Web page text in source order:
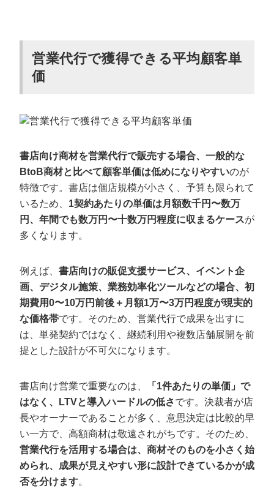
プロに無料相談をする
会社概要資料をダウンロー
ドする
StockSun株式会社〒160-0023 東京都新宿区西新宿3丁目8番3号 新
都心丸善ビル7階
サイトマップ
プライバシーポリシー
営業代行で獲得できる平均顧客単
価
書店向け商材を営業代行で販売する場合、一般的な
BtoB商材と比べて顧客単価は低めになりやすいのが
特徴です。書店は個店規模が小さく、予算も限られて
いるため、 1契約あたりの単価は月額数千円〜数万
円、年間でも数万円〜十数万円程度に収まるケースが
多くなります。
例えば、 書店向けの販促支援サービス、イベント企
画、デジタル施策、業務効率化ツールなどの場合、初
期費用0〜10万円前後＋月額1万〜3万円程度が現実的
な価格帯です。そのため、営業代行で成果を出すに
は、単発契約ではなく、継続利用や複数店舗展開を前
提とした設計が不可欠になります。
書店向け営業で重要なのは、
「1件あたりの単価」で
はなく、LTVと導入ハードルの低さです。決裁者が店
長やオーナーであることが多く、意思決定は比較的早
い一方で、高額商材は敬遠されがちです。そのため、
営業代行を活用する場合は、商材そのものを小さく始
められ、成果が見えやすい形に設計できているかが成
否を分けます。